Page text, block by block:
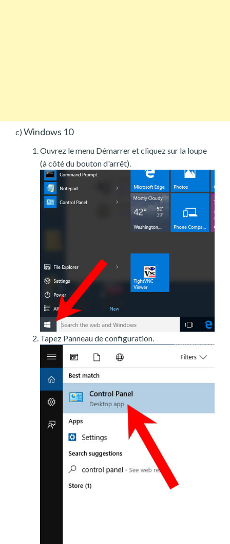
c) Windows 10
Ouvrez le menu Démarrer et cliquez sur la loupe
(à côté du bouton d'arrêt).
Tapez Panneau de configuration.